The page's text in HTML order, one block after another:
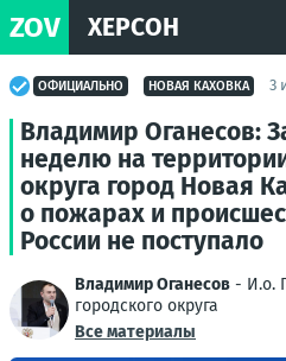
ZOV ХЕРСОН
ОФИЦИАЛЬНО НОВАЯ КАХОВКА 3
Владимир Оганесов:
неделю на
округа город Новая
о пожарах и
России не поступало
Владимир Оганесов - И.о.
городского округа
Все материалы